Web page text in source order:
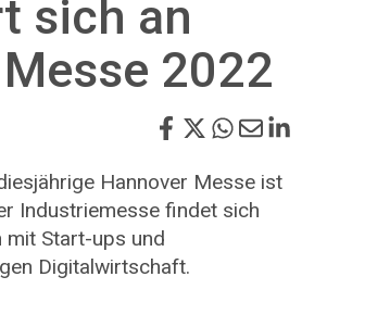
sich an
2022
Hannover Messe ist
Industriemesse findet sich
mit Start-ups und
Digitalwirtschaft.